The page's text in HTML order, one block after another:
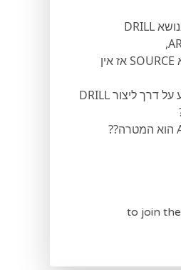
חקרתי הרבה בנושא DRILL
כאשר ה AR הוא SOURCE אז אין
האם מישהו יודע על דרך ליצור DRILL
to join the